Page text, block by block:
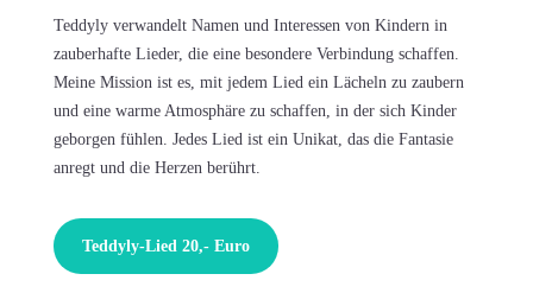
Teddyly verwandelt Namen und Interessen von Kindern in
zauberhafte Lieder, die eine besondere Verbindung schaffen.
Meine Mission ist es, mit jedem Lied ein Lächeln zu zaubern
und eine warme Atmosphäre zu schaffen, in der sich Kinder
geborgen fühlen. Jedes Lied ist ein Unikat, das die Fantasie
anregt und die Herzen berührt.
Teddyly-Lied 20,- Euro